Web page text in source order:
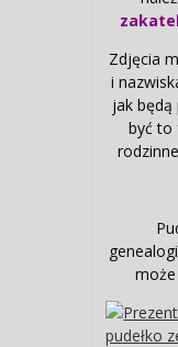
Zdjęcia
i
jak będą
być to